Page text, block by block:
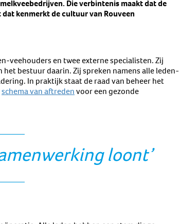
Die verbintenis maakt dat de
kenmerkt de cultuur van Rouveen
veehouders en twee externe specialisten. Zij
het bestuur daarin. Zij spreken namens alle leden-
In praktijk staat de raad van beheer het
schema van aftreden voor een gezonde
loont’